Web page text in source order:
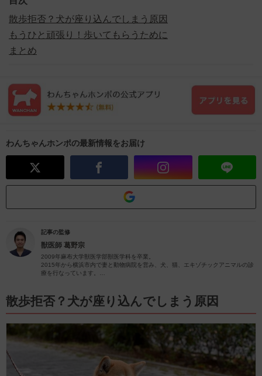
️散歩拒否？犬が座り込んでしまう原因
️もうひと頑張り！歩いてもらうために
️まとめ
わんちゃんホンポの最新情報をお届け
記事の監修
獣医師 葛野宗
2009年麻布大学獣医学部獣医学科を卒業。
2015年から横浜市内で妻と動物病院を営み、犬、猫、エキゾチックアニマルの診
療を行なっています。
内科(循環器、内分泌など)、歯科、産科に力を入れています。
️散歩拒否？犬が座り込んでしまう原因